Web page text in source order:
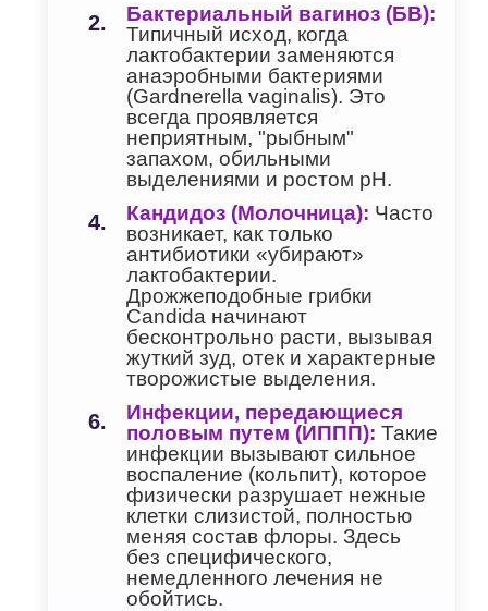
Бактериальный вагиноз (БВ):
Типичный исход, когда
лактобактерии заменяются
анаэробными бактериями
(Gardnerella vaginalis). Это
всегда проявляется
неприятным, "рыбным"
запахом, обильными
выделениями и ростом pH.
Кандидоз (Молочница): Часто
возникает, как только
антибиотики «убирают»
лактобактерии.
Дрожжеподобные грибки
Candida начинают
бесконтрольно расти, вызывая
жуткий зуд, отек и характерные
творожистые выделения.
Инфекции, передающиеся
половым путем (ИППП): Такие
инфекции вызывают сильное
воспаление (кольпит), которое
физически разрушает нежные
клетки слизистой, полностью
меняя состав флоры. Здесь
без специфического,
немедленного лечения не
обойтись.